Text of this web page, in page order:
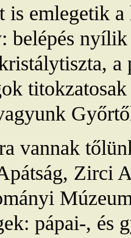
is emlegetik
belépés
a
vannak
Zirci
pápai-, és